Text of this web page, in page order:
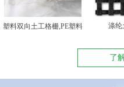
塑料双向土工格栅,PE塑料 涤纶
了